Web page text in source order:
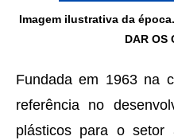
Imagem ilustrativa da época.
DAR OS
Fundada em 1963 na
referência no
plásticos para o setor